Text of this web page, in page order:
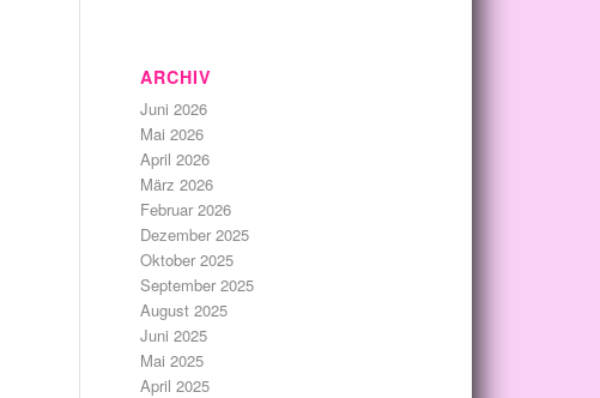
ARCHIV
Juni 2026
Mai 2026
April 2026
März 2026
Februar 2026
Dezember 2025
Oktober 2025
September 2025
August 2025
Juni 2025
Mai 2025
April 2025